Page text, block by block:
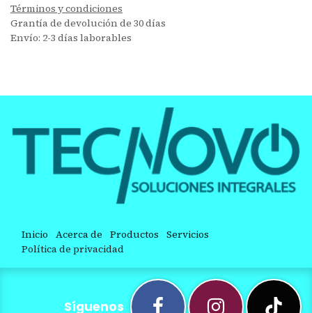
Términos y condiciones
Grantía de devolución de 30 días
Envío: 2-3 días laborables
Inicio Acerca de Productos Servicios
Política de privacidad
Síguenos